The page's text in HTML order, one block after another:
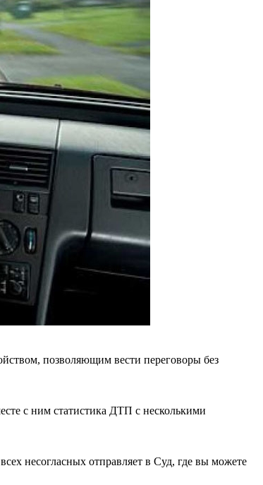
позволяющим вести переговоры без
с ним статистика ДТП с несколькими
несогласных отправляет в Суд, где вы можете